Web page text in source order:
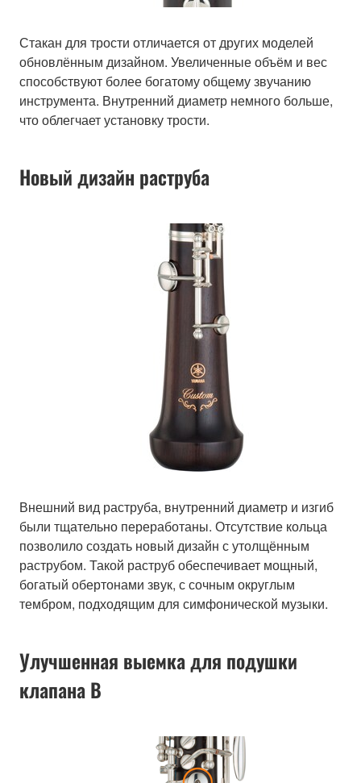
Стакан для трости отличается от других моделей
обновлённым дизайном. Увеличенные объём и вес
способствуют более богатому общему звучанию
инструмента. Внутренний диаметр немного больше,
что облегчает установку трости.
Новый дизайн раструба
Внешний вид раструба, внутренний диаметр и изгиб
были тщательно переработаны. Отсутствие кольца
позволило создать новый дизайн с утолщённым
раструбом. Такой раструб обеспечивает мощный,
богатый обертонами звук, с сочным округлым
тембром, подходящим для симфонической музыки.
Улучшенная выемка для подушки
клапана B